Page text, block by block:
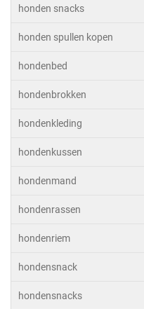
honden snacks
honden spullen kopen
hondenbed
hondenbrokken
hondenkleding
hondenkussen
hondenmand
hondenrassen
hondenriem
hondensnack
hondensnacks